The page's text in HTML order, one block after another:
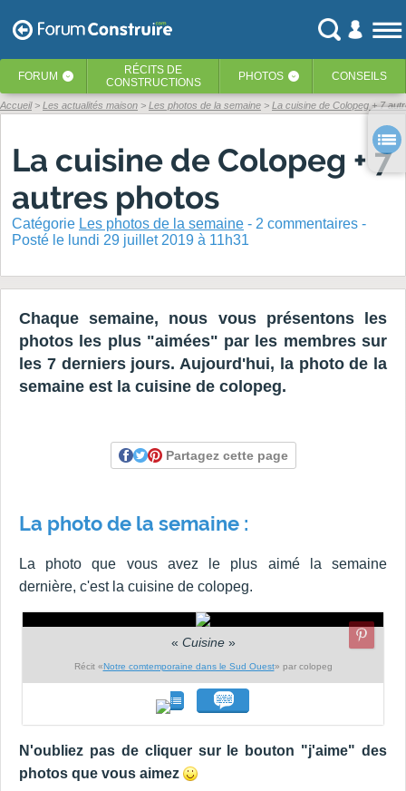
FORUM ‹ RÉCITS DE
CONSTRUCTIONS
PHOTOS ‹ CONSEILS
Accueil Les actualités maison Les photos de la semaine La cuisine de Colopeg + 7
La cuisine de Colopeg + 7
autres photos
Catégorie Les photos de la semaine - 2 commentaires -
Posté le lundi 29 juillet 2019 à 11h31
Chaque semaine, nous vous présentons les
photos les plus "aimées" par les membres sur
les 7 derniers jours. Aujourd'hui, la photo de la
semaine est la cuisine de colopeg.
Partagez cette page
La photo de la semaine :
La photo que vous avez le plus aimé la semaine
dernière, c'est la cuisine de colopeg.
« Cuisine»
Récit «Notre comtemporaine dans le Sud Ouest» par colopeg
N'oubliez pas de cliquer sur le bouton "j'aime" des
photos que vous aimez